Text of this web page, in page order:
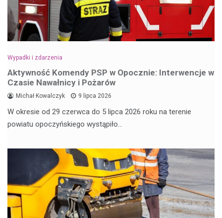
Wypadki i zdarzenia
Aktywność Komendy PSP w Opocznie: Interwencje w
Czasie Nawałnicy i Pożarów
Michał Kowalczyk 9 lipca 2026
W okresie od 29 czerwca do 5 lipca 2026 roku na terenie
powiatu opoczyńskiego wystąpiło…